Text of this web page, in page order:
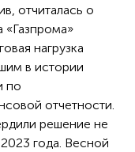
отчиталась о
«Газпрома»
нагрузка
в истории
по
отчетности.
решение не
года. Весной